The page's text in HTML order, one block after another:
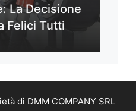
La Decisione
Felici Tutti
di DMM COMPANY SRL